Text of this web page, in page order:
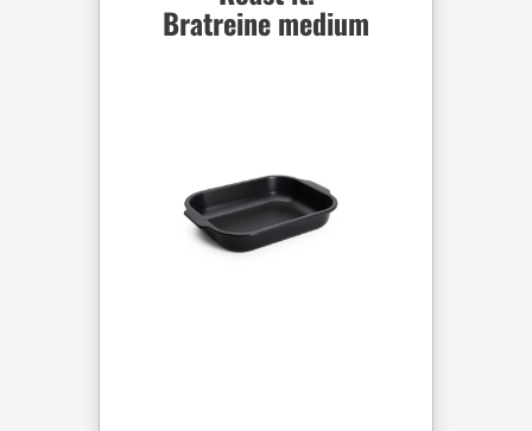
Bratreine medium